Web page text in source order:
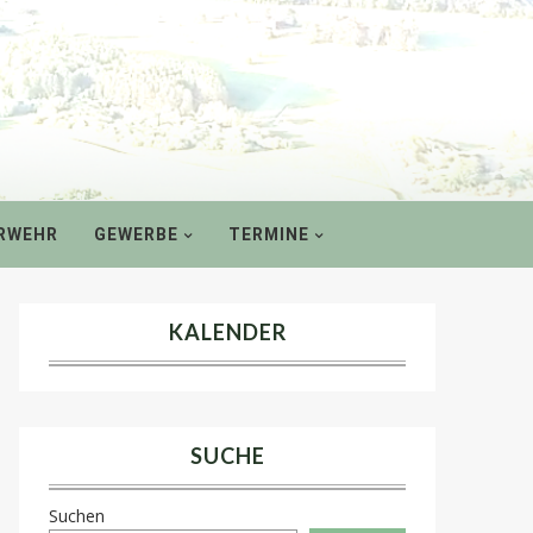
GEWERBE TERMINE
KALENDER
SUCHE
Suchen